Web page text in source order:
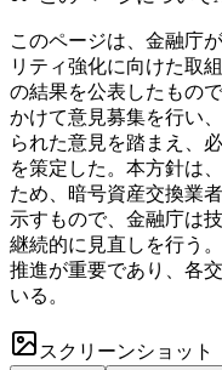
このページは、金融庁
リティ強化に向けた取
の結果を公表したもの
かけて意見募集を行い
られた意見を踏まえ、
を策定した。本方針は
ため、暗号資産交換業
示すもので、金融庁は
継続的に見直しを行う
推進が重要であり、各
いる。
スクリーンショット